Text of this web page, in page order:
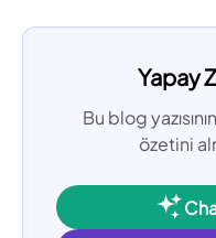
Yapay
Bu blog
özetini